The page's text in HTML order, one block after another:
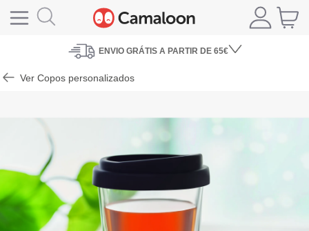
ENVIO GRÁTIS A PARTIR DE 65€
Ver Copos personalizados